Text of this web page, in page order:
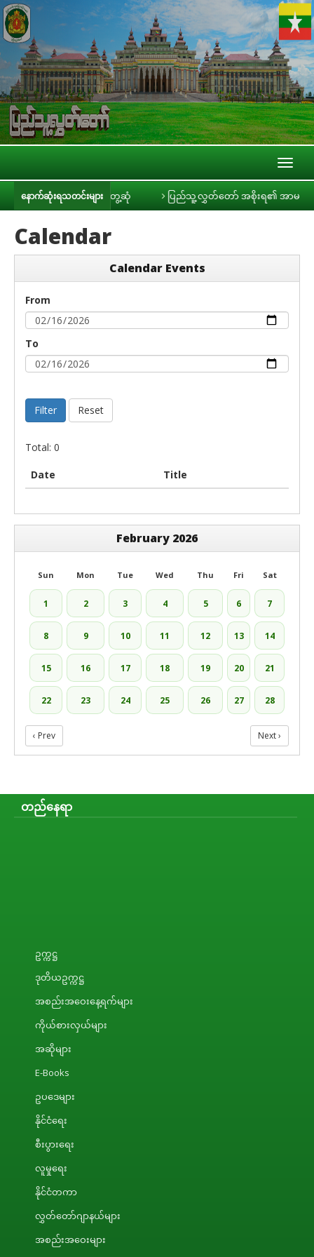
နောက်ဆုံးရသတင်းများ
င်းမီဒီယာများနှင့် တွေ့ဆုံ ပြည်သူ့လွှတ်တော် အစိုးရ၏ အာမခံချက်မျာ
Calendar
Calendar Events
From
To
Filter Reset
Total: 0
Date Title
February 2026
Sun Mon Tue Wed Thu Fri Sat
1 2 3 4 5 6 7
8 9 10 11 12 13 14
15 16 17 18 19 20 21
22 23 24 25 26 27 28
‹ Prev Next ›
တည်နေရာ
ဥက္ကဋ္ဌ
ဒုတိယဥက္ကဋ္ဌ
အစည်းအဝေးနေ့ရက်များ
ကိုယ်စားလှယ်များ
အဆိုများ
E-Books
ဥပဒေများ
နိုင်ငံရေး
စီးပွားရေး
လူမှုရေး
နိုင်ငံတကာ
လွှတ်တော်ဂျာနယ်များ
အစည်းအဝေးများ